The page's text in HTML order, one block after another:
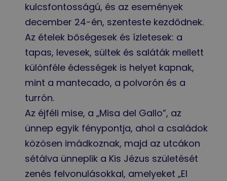
kulcsfontosságú, és az események
december 24-én, szenteste kezdődnek.
Az ételek bőségesek és ízletesek: a
tapas, levesek, sültek és saláták mellett
különféle édességek is helyet kapnak,
mint a mantecado, a polvorón és a
turrón.
Az éjféli mise, a „Misa del Gallo”, az
ünnep egyik fénypontja, ahol a családok
közösen imádkoznak, majd az utcákon
sétálva ünneplik a Kis Jézus születését
zenés felvonulásokkal, amelyeket „El